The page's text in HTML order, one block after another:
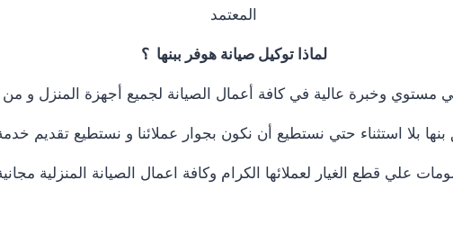
المعتمد
لماذا توكيل صيانة هوفر ببنها ؟
مستوي وخبرة عالية في كافة أعمال الصيانة لجميع أجهزة المنزل و من
استثناء حتي نستطيع أن نكون بجوار عملائنا و نستطيع تقديم
علي قطع الغيار لعملائها الكرام وكافة اعمال الصيانة المنزلية